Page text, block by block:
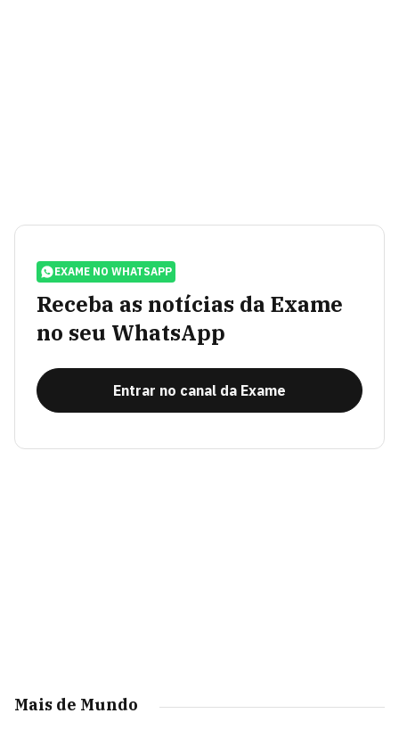
EXAME NO WHATSAPP
Receba as notícias da Exame
no seu WhatsApp
Entrar no canal da Exame
Mais de Mundo